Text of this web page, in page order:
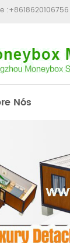
:+8618620106756
Nós